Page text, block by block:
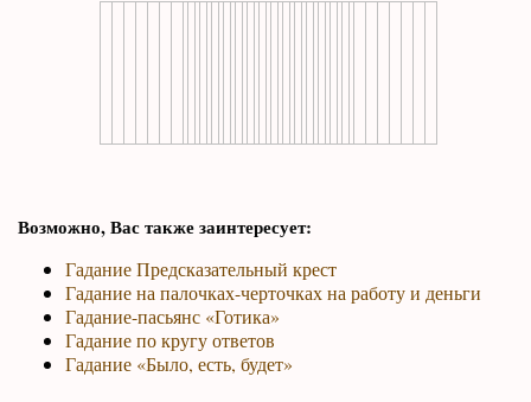
Возможно, Вас также заинтересует:
Гадание Предсказательный крест
Гадание на палочках-черточках на работу и деньги
Гадание-пасьянс «Готика»
Гадание по кругу ответов
Гадание «Было, есть, будет»